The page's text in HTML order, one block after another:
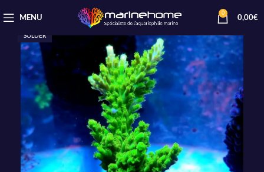
MENU
0
0,00€
SOLDER